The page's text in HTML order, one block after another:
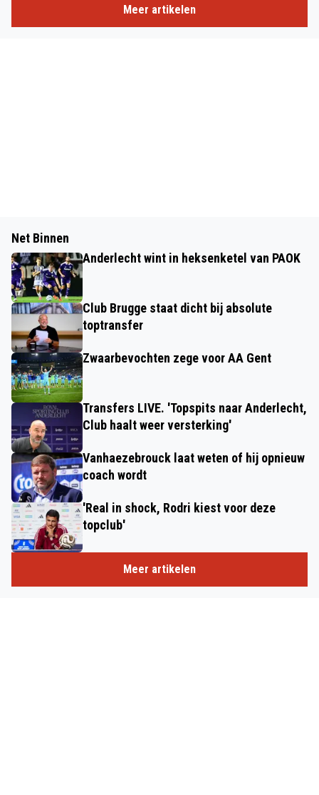
Meer artikelen
Net Binnen
Anderlecht wint in heksenketel van PAOK
Club Brugge staat dicht bij absolute
toptransfer
Zwaarbevochten zege voor AA Gent
Transfers LIVE. 'Topspits naar Anderlecht,
Club haalt weer versterking'
Vanhaezebrouck laat weten of hij opnieuw
coach wordt
'Real in shock, Rodri kiest voor deze
topclub'
Meer artikelen